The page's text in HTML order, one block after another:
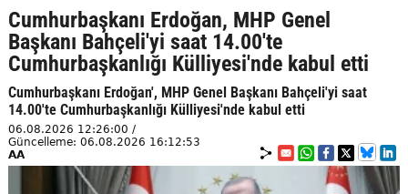
Cumhurbaşkanı Erdoğan, MHP Genel
Başkanı Bahçeli'yi saat 14.00'te
Cumhurbaşkanlığı Külliyesi'nde kabul etti
Cumhurbaşkanı Erdoğan', MHP Genel Başkanı Bahçeli'yi saat
14.00'te Cumhurbaşkanlığı Külliyesi'nde kabul etti
06.08.2026 12:26:00 /
Güncelleme: 06.08.2026 16:12:53
AA